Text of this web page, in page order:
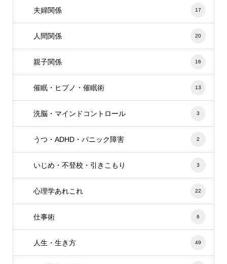
夫婦関係 17
人間関係 20
親子関係 16
催眠・ヒプノ・催眠術 13
洗脳・マインドコントロール 3
うつ・ADHD・パニック障害 2
いじめ・不登校・引きこもり 3
心理学あれこれ 22
仕事術 6
人生・生き方 49